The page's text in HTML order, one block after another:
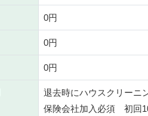
0円
0円
0円
退去時にハウスクリーニ
保険会社加入必須 初回